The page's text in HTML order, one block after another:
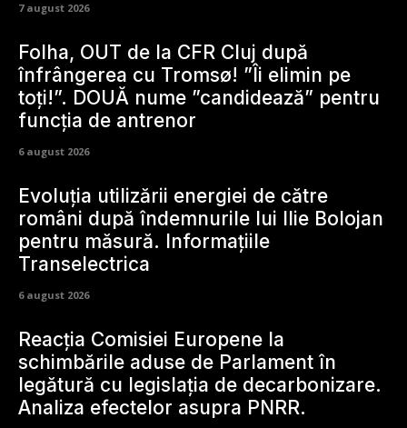
7 august 2026
Folha, OUT de la CFR Cluj după
înfrângerea cu Tromsø! ”Îi elimin pe
toți!”. DOUĂ nume ”candidează” pentru
funcția de antrenor
6 august 2026
Evoluția utilizării energiei de către
români după îndemnurile lui Ilie Bolojan
pentru măsură. Informațiile
Transelectrica
6 august 2026
Reacția Comisiei Europene la
schimbările aduse de Parlament în
legătură cu legislația de decarbonizare.
Analiza efectelor asupra PNRR.